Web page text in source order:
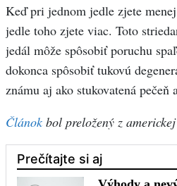
Keď pri jednom jedle zjete
jedle toho zjete viac. Toto
jedál môže spôsobiť poruchu
dokonca spôsobiť tukovú
známu aj ako stukovatená pečeň
Článok bol preložený z